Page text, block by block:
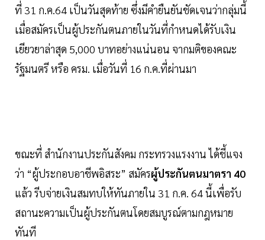
ที่ 31 ก.ค.64 เป็นวันสุดท้าย ซึ่งมีคำยืนยันชัดเจนว่ากลุ่มนี้
เมื่อสมัครเป็นผู้ประกันตนภายในวันที่กำหนดได้รับเงิน
เยียวยาล่าสุด 5,000 บาทอย่างแน่นอน จากมติของคณะ
รัฐมนตรี หรือ ครม. เมื่อวันที่ 16 ก.ค.ที่ผ่านมา
ขณะที่ สำนักงานประกันสังคม กระทรวงแรงงาน ได้ชี้แจง
ว่า “ผู้ประกอบอาชีพอิสระ” สมัครผู้ประกันตนมาตรา 40
แล้ว รีบจ่ายเงินสมทบให้ทันภายใน 31 ก.ค. 64 นี้เพื่อรับ
สถานะความเป็นผู้ประกันตนโดยสมบูรณ์ตามกฎหมาย
ทันที